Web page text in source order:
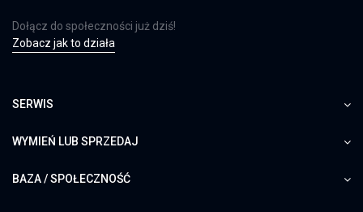
Dołącz do społeczności już dziś!
Zobacz jak to działa
SERWIS
WYMIEŃ LUB SPRZEDAJ
BAZA / SPOŁECZNOŚĆ